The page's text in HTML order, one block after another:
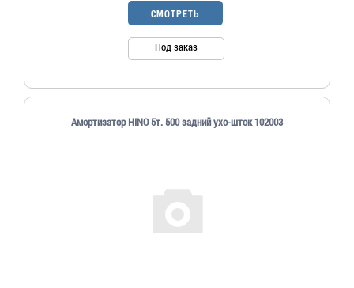
СМОТРЕТЬ
Под заказ
Амортизатор HINO 5т. 500 задний ухо-шток 102003